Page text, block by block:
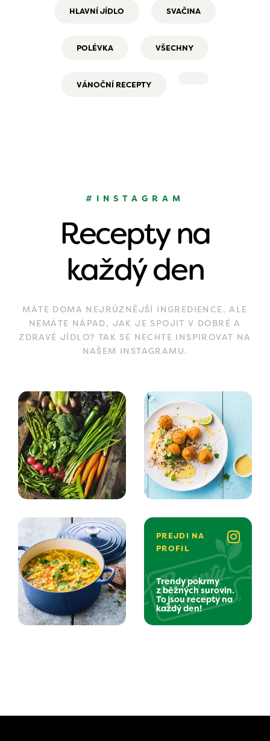
HLAVNÍ JÍDLO SVAČINA
POLÉVKA VŠECHNY
VÁNOČNÍ RECEPTY
#INSTAGRAM
Recepty na
každý den
MÁTE DOMA NEJRŮZNĚJŠÍ INGREDIENCE, ALE
NEMÁTE NÁPAD, JAK JE SPOJIT V DOBRÉ A
ZDRAVÉ JÍDLO? TAK SE NECHTE INSPIROVAT NA
NAŠEM INSTAGRAMU.
PREJDI NA
PROFIL
Trendy pokrmy
z běžných surovin.
To jsou recepty na
každý den!